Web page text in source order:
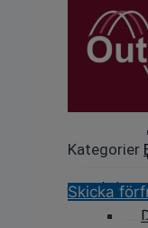
Kategorier
Skicka